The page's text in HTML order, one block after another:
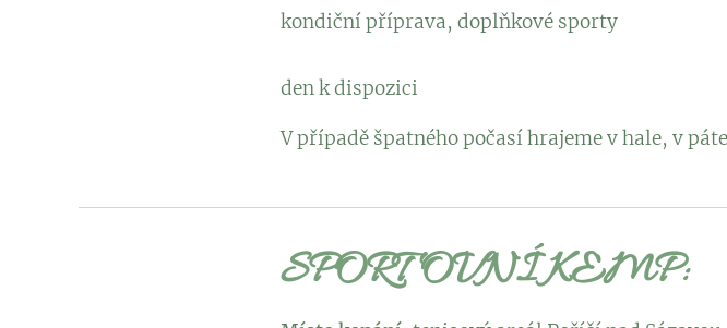
kondiční příprava,
2 x svačina, 1 x
den k dispozici
V případě špatného počasí hrajeme v hale, v
SPORTOVNÍ KEMP: